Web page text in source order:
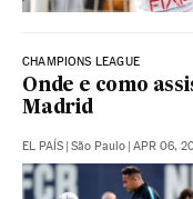
CHAMPIONS LEAGUE
Onde e como
Madrid
EL PAÍS | São Paulo | APR 06,